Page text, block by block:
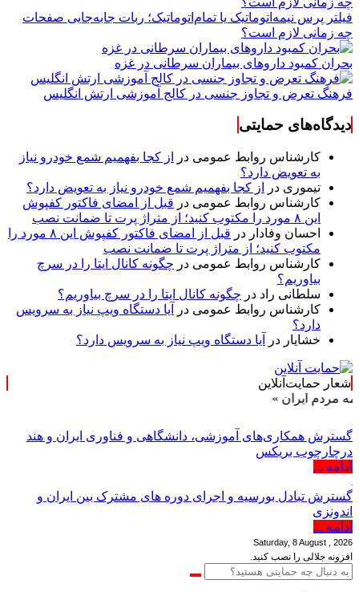
فیلتر پرس نیمه‌اتوماتیک یا تمام‌اتوماتیک؛ ربات جابه‌جایی صفحات
چه زمانی لازم است؟
بحران کمبود دارو‌های بیماران سرطانی در غزه
فرهنگ تعرض و تجاوز جنسی در کالج آموزشی ارتش انگلیس
دیدگاه‌های حمایتی
کارشناس روابط عمومی در
از کجا بفهمیم شمع خودرو نیاز
به تعویض دارد؟
تیموری در
از کجا بفهمیم شمع خودرو نیاز به تعویض دارد؟
کارشناس روابط عمومی در قبل از امضای فاکتور کفپوش
این ۸ مورد را مکتوب کنید؛ از متراژ پرت تا ضمانت نصب
احسان وفادار در
قبل از امضای فاکتور کفپوش این ۸ مورد را
مکتوب کنید؛ از متراژ پرت تا ضمانت نصب
کارشناس روابط عمومی در چگونه کانال ایتا را در سرچ
بیاوریم؟
سلطانی راد در چگونه کانال ایتا را در سرچ بیاوریم؟
کارشناس روابط عمومی در
آیا دستگاه ویپ نیاز به سرویس
دارد؟
خشایار در آیا دستگاه ویپ نیاز به سرویس دارد؟
شعار حمایت‌آنلاین
»
گسترش همکاری‌های آموزشی، دانشگاهی و فناوری ایران و هند
درچارچوب بریکس
ادامه ...
گسترش تبادل بورسیه و اجرای دوره های مشترک بین ایران و
اندونزی
ادامه ...
Saturday, 8 August , 2026
افزونه جلالی را نصب کنید.